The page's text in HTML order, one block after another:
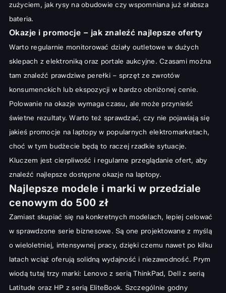
zużyciem, jak rysy na obudowie czy wspomniana już słabsza
bateria.
Okazje i promocje – jak znaleźć najlepsze oferty
Warto regularnie monitorować działy outletowe w dużych
sklepach z elektroniką oraz portale aukcyjne. Czasami można
tam znaleźć prawdziwe perełki – sprzęt ze zwrotów
konsumenckich lub ekspozycji w bardzo obniżonej cenie.
Polowanie na okazje wymaga czasu, ale może przynieść
świetne rezultaty. Warto też sprawdzać, czy nie pojawiają się
jakieś promocje na laptopy w popularnych elektromarketach,
choć w tym budżecie będą to raczej rzadkie sytuacje.
Kluczem jest cierpliwość i regularne przeglądanie ofert, aby
znaleźć najlepsze dostępne okazje na laptopy.
Najlepsze modele i marki w przedziale
cenowym do 500 zł
Zamiast skupiać się na konkretnych modelach, lepiej celować
w sprawdzone serie biznesowe. Są one projektowane z myślą
o wieloletniej, intensywnej pracy, dzięki czemu nawet po kilku
latach wciąż oferują solidną wydajność i niezawodność. Prym
wiodą tutaj trzy marki: Lenovo z serią ThinkPad, Dell z serią
Latitude oraz HP z serią EliteBook. Szczególnie godny